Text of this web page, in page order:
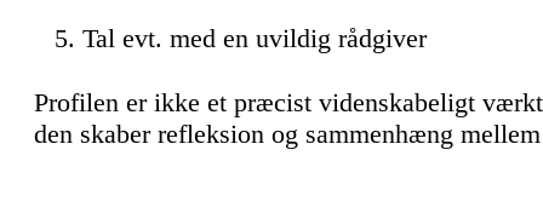
Tal evt. med en uvildig rådgiver
Profilen er ikke et præcist videnskabeligt
den skaber refleksion og sammenhæng